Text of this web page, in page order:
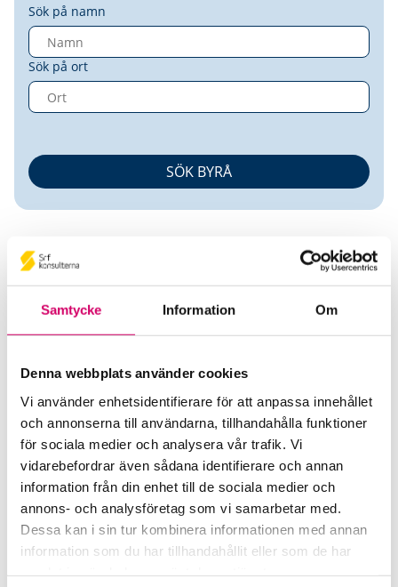
Samtycke Information Om
Denna webbplats använder cookies
Vi använder enhetsidentifierare för att anpassa innehållet
och annonserna till användarna, tillhandahålla funktioner
för sociala medier och analysera vår trafik. Vi
vidarebefordrar även sådana identifierare och annan
information från din enhet till de sociala medier och
annons- och analysföretag som vi samarbetar med.
Dessa kan i sin tur kombinera informationen med annan
information som du har tillhandahållit eller som de har
Sök på namn
Sök på ort
Nils Stenbergs Redovisningsbyrå AB
Göteborg
Telefon
031-762 81 91
Mobiltelefon
070-824 17 09